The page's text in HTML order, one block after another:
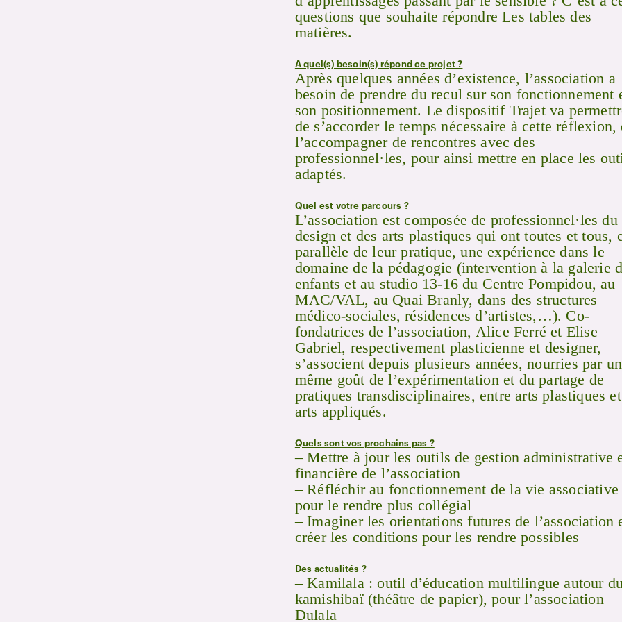
questions que souhaite répondre Les tables des
matières.
A quel(s) besoin(s) répond ce projet ?
Après quelques années d’existence, l’association a
besoin de prendre du recul sur son fonctionnement
son positionnement. Le dispositif Trajet va
de s’accorder le temps nécessaire à cette réflexion,
l’accompagner de rencontres avec des
professionnel·les, pour ainsi mettre en place les
adaptés.
Quel est votre parcours ?
L’association est composée de professionnel·les du
design et des arts plastiques qui ont toutes et tous,
parallèle de leur pratique, une expérience dans le
domaine de la pédagogie (intervention à la galerie
enfants et au studio 13-16 du Centre Pompidou, au
MAC/VAL, au Quai Branly, dans des structures
médico-sociales, résidences d’artistes,…). Co-
fondatrices de l’association, Alice Ferré et Elise
Gabriel, respectivement plasticienne et designer,
s’associent depuis plusieurs années, nourries par un
même goût de l’expérimentation et du partage de
pratiques transdisciplinaires, entre arts plastiques et
arts appliqués.
Quels sont vos prochains pas ?
– Mettre à jour les outils de gestion administrative
financière de l’association
– Réfléchir au fonctionnement de la vie associative
pour le rendre plus collégial
– Imaginer les orientations futures de l’association
créer les conditions pour les rendre possibles
Des actualités ?
– Kamilala : outil d’éducation multilingue autour du
kamishibaï (théâtre de papier), pour l’association
Dulala